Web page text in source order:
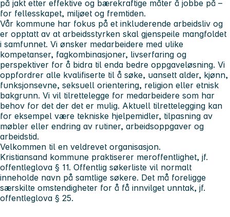
på jakt etter effektive og bærekraftige måter å jobbe på –
for fellesskapet, miljøet og fremtiden.
Vår kommune har fokus på et inkluderende arbeidsliv og
er opptatt av at arbeidsstyrken skal gjenspeile mangfoldet
i samfunnet. Vi ønsker medarbeidere med ulike
kompetanser, fagkombinasjoner, livserfaring og
perspektiver for å bidra til enda bedre oppgaveløsning. Vi
oppfordrer alle kvalifiserte til å søke, uansett alder, kjønn,
funksjonsevne, seksuell orientering, religion eller etnisk
bakgrunn. Vi vil tilrettelegge for medarbeidere som har
behov for det der det er mulig. Aktuell tilrettelegging kan
for eksempel være tekniske hjelpemidler, tilpasning av
møbler eller endring av rutiner, arbeidsoppgaver og
arbeidstid.
Velkommen til en veldrevet organisasjon.
Kristiansand kommune praktiserer meroffentlighet, jf.
offentleglova § 11. Offentlig søkerliste vil normalt
inneholde navn på samtlige søkere. Det må foreligge
særskilte omstendigheter for å få innvilget unntak, jf.
offentleglova § 25.